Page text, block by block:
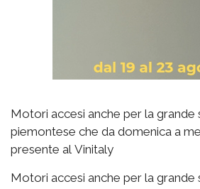
Motori accesi anche per la grande
piemontese che da domenica a
presente al Vinitaly
Motori accesi anche per la grande